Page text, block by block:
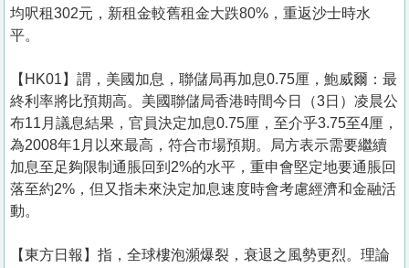
關
於
們
均呎租302元，新租金較舊租金大跌80%，重返沙士時水
平。
【HK01】謂，美國加息，聯儲局再加息0.75厘，鮑威爾：最
終利率將比預期高。美國聯儲局香港時間今日（3日）凌晨公
布11月議息結果，官員決定加息0.75厘，至介乎3.75至4厘，
為2008年1月以來最高，符合市場預期。局方表示需要繼續
加息至足夠限制通脹回到2%的水平，重申會堅定地要通脹回
落至約2%，但又指未來決定加息速度時會考慮經濟和金融活
動。
【東方日報】指，全球樓泡瀕爆裂，衰退之風勢更烈。理論